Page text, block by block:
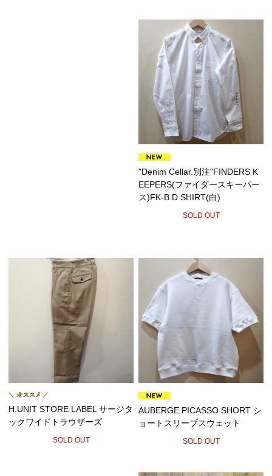
"Denim Cellar.別注"FINDERS K
EEPERS(ファイダースキーパー
ス)FK-B.D SHIRT(白)
SOLD OUT
H.UNIT STORE LABEL サージタ
ックワイドトラウザーズ
SOLD OUT
AUBERGE PICASSO SHORT シ
ョートスリーブスウェット
SOLD OUT